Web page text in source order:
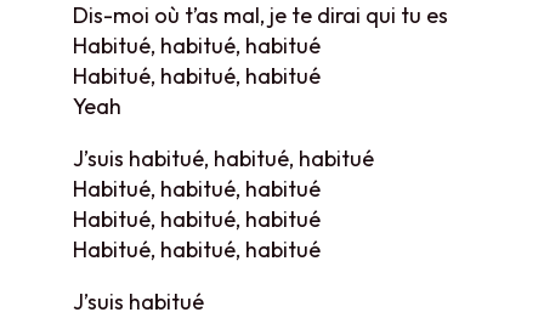
Dis-moi où t’as mal, je te dirai qui tu es
Habitué, habitué, habitué
Habitué, habitué, habitué
Yeah
J’suis habitué, habitué, habitué
Habitué, habitué, habitué
Habitué, habitué, habitué
Habitué, habitué, habitué
J’suis habitué